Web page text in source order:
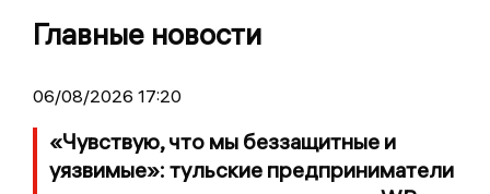
Главные новости
06/08/2026 17:20
«Чувствую, что мы беззащитные и
уязвимые»: тульские предприниматели